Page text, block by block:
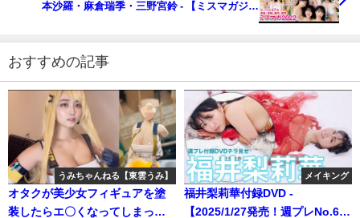
本沙羅・麻倉瑞季・三野宮鈴 - 【ミスマガジン
おすすめの記事
うみちゃんねる【東雲うみ】
オタクが美少女フィギュアを塗
装したらエ〇くなってしまった
メイキング
福井梨莉華付録DVD -
【2025/1/27発売！週プレNo.6付